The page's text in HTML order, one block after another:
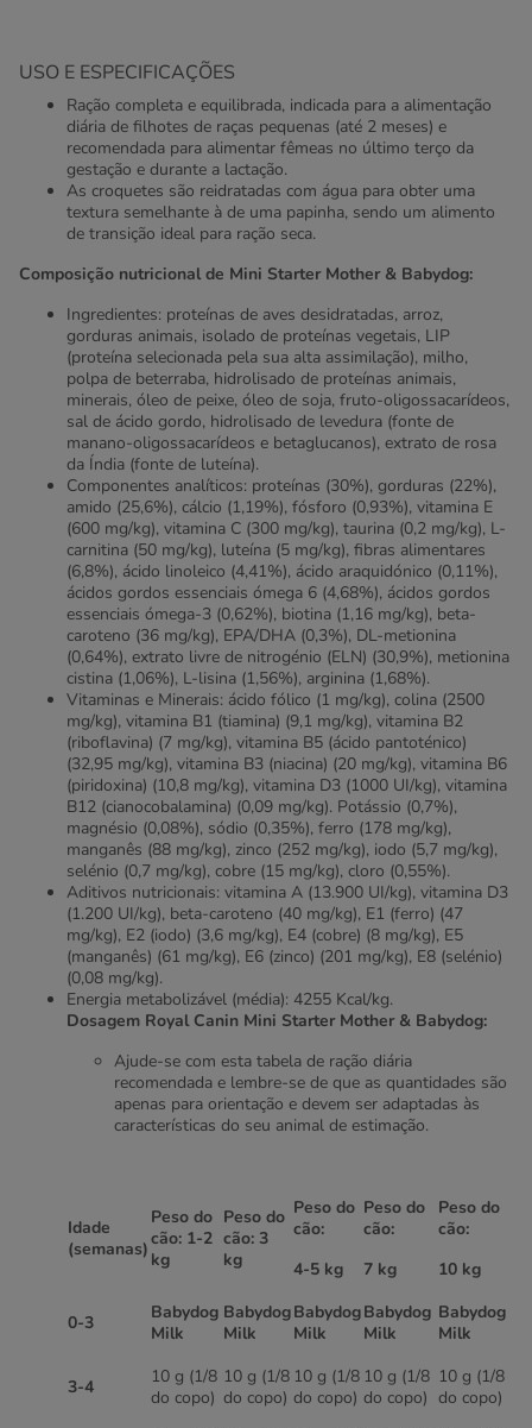
USO E ESPECIFICAÇÕES
Ração completa e equilibrada, indicada para a alimentação
diária de filhotes de raças pequenas (até 2 meses) e
recomendada para alimentar fêmeas no último terço da
gestação e durante a lactação.
As croquetes são reidratadas com água para obter uma
textura semelhante à de uma papinha, sendo um alimento
de transição ideal para ração seca.
Composição nutricional de Mini Starter Mother & Babydog:
Ingredientes: proteínas de aves desidratadas, arroz,
gorduras animais, isolado de proteínas vegetais, LIP
(proteína selecionada pela sua alta assimilação), milho,
polpa de beterraba, hidrolisado de proteínas animais,
minerais, óleo de peixe, óleo de soja, fruto-oligossacarídeos,
sal de ácido gordo, hidrolisado de levedura (fonte de
manano-oligossacarídeos e betaglucanos), extrato de rosa
da Índia (fonte de luteína).
Componentes analíticos: proteínas (30%), gorduras (22%),
amido (25,6%), cálcio (1,19%), fósforo (0,93%), vitamina E
(600 mg/kg), vitamina C (300 mg/kg), taurina (0,2 mg/kg), L-
carnitina (50 mg/kg), luteína (5 mg/kg), fibras alimentares
(6,8%), ácido linoleico (4,41%), ácido araquidónico (0,11%),
ácidos gordos essenciais ómega 6 (4,68%), ácidos gordos
essenciais ómega-3 (0,62%), biotina (1,16 mg/kg), beta-
caroteno (36 mg/kg), EPA/DHA (0,3%), DL-metionina
(0,64%), extrato livre de nitrogénio (ELN) (30,9%), metionina
cistina (1,06%), L-lisina (1,56%), arginina (1,68%).
Vitaminas e Minerais: ácido fólico (1 mg/kg), colina (2500
mg/kg), vitamina B1 (tiamina) (9,1 mg/kg), vitamina B2
(riboflavina) (7 mg/kg), vitamina B5 (ácido pantoténico)
(32,95 mg/kg), vitamina B3 (niacina) (20 mg/kg), vitamina B6
(piridoxina) (10,8 mg/kg), vitamina D3 (1000 UI/kg), vitamina
B12 (cianocobalamina) (0,09 mg/kg). Potássio (0,7%),
magnésio (0,08%), sódio (0,35%), ferro (178 mg/kg),
manganês (88 mg/kg), zinco (252 mg/kg), iodo (5,7 mg/kg),
selénio (0,7 mg/kg), cobre (15 mg/kg), cloro (0,55%).
Aditivos nutricionais: vitamina A (13.900 UI/kg), vitamina D3
(1.200 UI/kg), beta-caroteno (40 mg/kg), E1 (ferro) (47
mg/kg), E2 (iodo) (3,6 mg/kg), E4 (cobre) (8 mg/kg), E5
(manganês) (61 mg/kg), E6 (zinco) (201 mg/kg), E8 (selénio)
(0,08 mg/kg).
Energia metabolizável (média): 4255 Kcal/kg.
Dosagem Royal Canin Mini Starter Mother & Babydog:
Ajude-se com esta tabela de ração diária
recomendada e lembre-se de que as quantidades são
apenas para orientação e devem ser adaptadas às
características do seu animal de estimação.
Idade
(semanas)
Peso do
cão: 1-2
kg
Peso do
cão: 3
kg
Peso do
cão:
4-5 kg
Peso do
cão:
7 kg
Peso do
cão:
10 kg
0-3
Babydog
Milk
Babydog
Milk
Babydog
Milk
Babydog
Milk
Babydog
Milk
3-4
10 g (1/8
do copo)
10 g (1/8
do copo)
10 g (1/8
do copo)
10 g (1/8
do copo)
10 g (1/8
do copo)